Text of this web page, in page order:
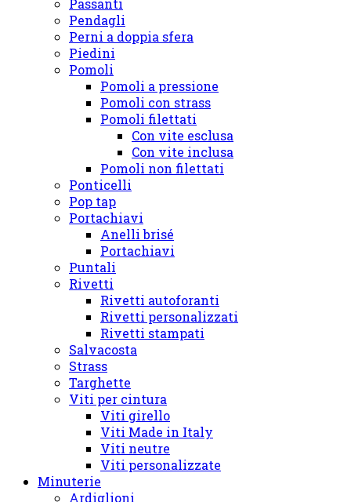
Passanti
Pendagli
Perni a doppia sfera
Piedini
Pomoli
Pomoli a pressione
Pomoli con strass
Pomoli filettati
Con vite esclusa
Con vite inclusa
Pomoli non filettati
Ponticelli
Pop tap
Portachiavi
Anelli brisé
Portachiavi
Puntali
Rivetti
Rivetti autoforanti
Rivetti personalizzati
Rivetti stampati
Salvacosta
Strass
Targhette
Viti per cintura
Viti girello
Viti Made in Italy
Viti neutre
Viti personalizzate
Minuterie
Ardiglioni